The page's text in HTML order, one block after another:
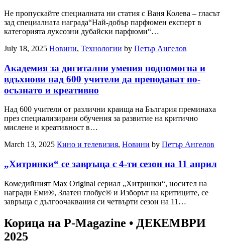
Не пропускайте специалната ни статия с Ваня Колева – гласът
зад специалната награда“Най-добър парфюмен експерт в
категорията луксозни дубайски парфюми“…
July 18, 2025 Новини, Технологии by Петър Ангелов
Академия за дигитални умения подпомогна и
вдъхнови над 600 учители да преподават по-
осъзнато и креативно
Над 600 учители от различни краища на България преминаха
през специализирани обучения за развитие на критично
мислене и креативност в…
March 13, 2025 Кино и телевизия, Новини by Петър Ангелов
„Хитринки“ се завръща с 4-ти сезон на 11 април
Комедийният Max Original сериал „Хитринки“, носител на
награди Еми®, Златен глобус® и Изборът на критиците, се
завръща с дългоочаквания си четвърти сезон на 11…
Корица на P-Magazine • ДЕКЕМВРИ
2025